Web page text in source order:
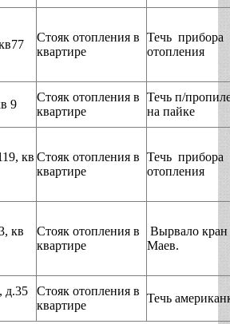
Стояк отопления в
квартире
Течь прибора
отопления
9
Стояк отопления в
квартире
Течь п/
на пайке
кв Стояк отопления в
квартире
Течь прибора
отопления
кв
Стояк отопления в
квартире
Вырвало кран
Маев.
д.35
Стояк отопления в
квартире
Течь